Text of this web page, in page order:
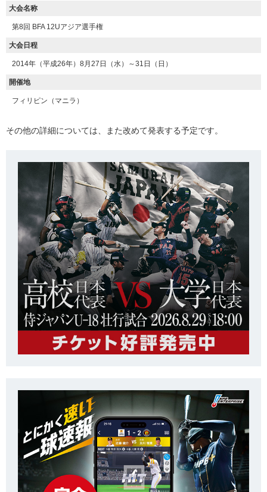
大会名称
第8回 BFA 12Uアジア選手権
大会日程
2014年（平成26年）8月27日（水）～31日（日）
開催地
フィリピン（マニラ）
その他の詳細については、また改めて発表する予定です。